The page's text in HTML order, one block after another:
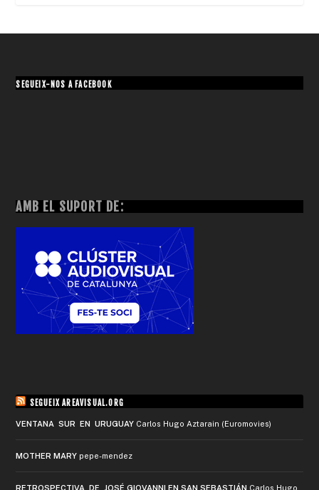
SEGUEIX-NOS A FACEBOOK
AMB EL SUPORT DE:
SEGUEIX AREAVISUAL.ORG
VENTANA SUR EN URUGUAY Carlos Hugo Aztarain (Euromovies)
MOTHER MARY pepe-mendez
RETROSPECTIVA DE JOSÉ GIOVANNI EN SAN SEBASTIÁN Carlos Hugo